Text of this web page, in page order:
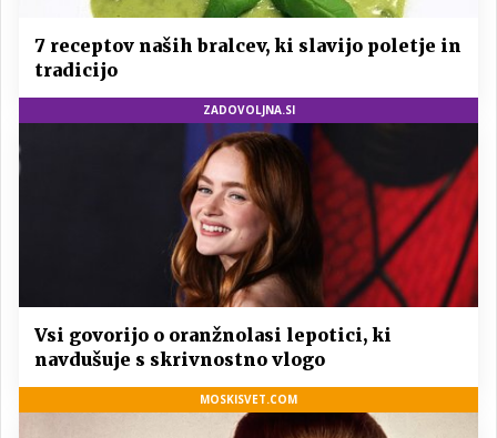
7 receptov naših bralcev, ki slavijo poletje in
tradicijo
ZADOVOLJNA.SI
Vsi govorijo o oranžnolasi lepotici, ki
navdušuje s skrivnostno vlogo
MOSKISVET.COM